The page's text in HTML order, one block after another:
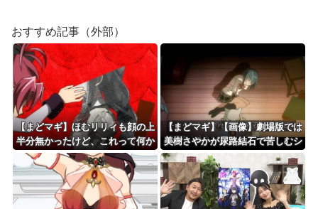
おすすめ記事（外部）
【まどマギ】ほむリリィも顔の上
半分無かったけど、これって何か
の伏線だったりするのかな…
【まどマギ】【画像】劇場版では
美樹さやかが尿路結石で苦しむシ
ーンが追加されたってホントです
か？